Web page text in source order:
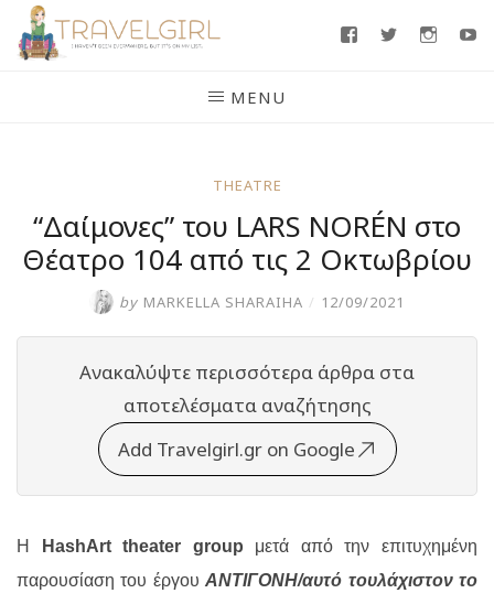
Skip
FacebookTwitter
MENU
THEATRE
“Δαίμονες” του LARS NORÉN στο
Θέατρο 104 από τις 2 Οκτωβρίου
by MARKELLA SHARAIHA / 12/09/2021
Ανακαλύψτε περισσότερα άρθρα στα
αποτελέσματα αναζήτησης
Add Travelgirl.gr on Google
Η HashArt theater group μετά από την επιτυχημένη
παρουσίαση του έργουΑΝΤΙΓΟΝΗ/αυτό τουλάχιστον το